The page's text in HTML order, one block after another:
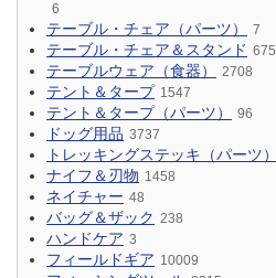
6
テーブル・チェア（パーツ） 7
テーブル・チェア＆スタンド 675
テーブルウェア（食器） 2708
テント＆タープ 1547
テント＆タープ（パーツ） 96
ドッグ用品 3737
トレッキングステッキ（パーツ）
ナイフ＆刃物 1458
ネイチャー 48
バッグ＆ザック 238
ハンドケア 3
フィールドギア 10009